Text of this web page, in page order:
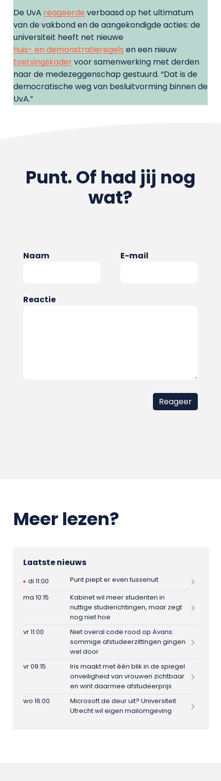
De UvA reageerde verbaasd op het ultimatum
van de vakbond en de aangekondigde acties: de
universiteit heeft net nieuwe
huis- en demonstratieregels en een nieuw
toetsingskadervoor samenwerking met derden
naar de medezeggenschap gestuurd. “Dat is de
democratische weg van besluitvorming binnen de
UvA.”
Punt. Of had jij nog
wat?
Naam E-mail
Reactie
Meer lezen?
Laatste nieuws
di 11:00
Punt piept er even tussenuit
ma 10:15
Kabinet wil meer studenten in
nuttige studierichtingen, maar zegt
nog niet hoe
vr 11:00
Niet overal code rood op Avans:
sommige afstudeerzittingen gingen
wel door
vr 09:15
Iris maakt met één blik in de spiegel
onveiligheid van vrouwen zichtbaar
en wint daarmee afstudeerprijs
wo 16:00
Microsoft de deur uit? Universiteit
Utrecht wil eigen mailomgeving